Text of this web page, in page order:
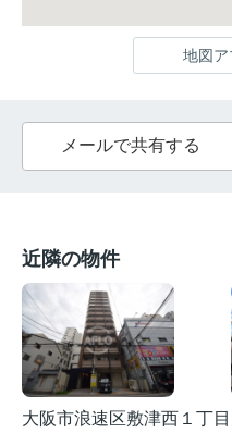
地図ア
メールで共有する
近隣の物件
大阪市浪速区敷津西１丁目